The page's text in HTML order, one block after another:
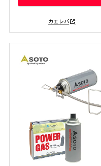
カエレバ